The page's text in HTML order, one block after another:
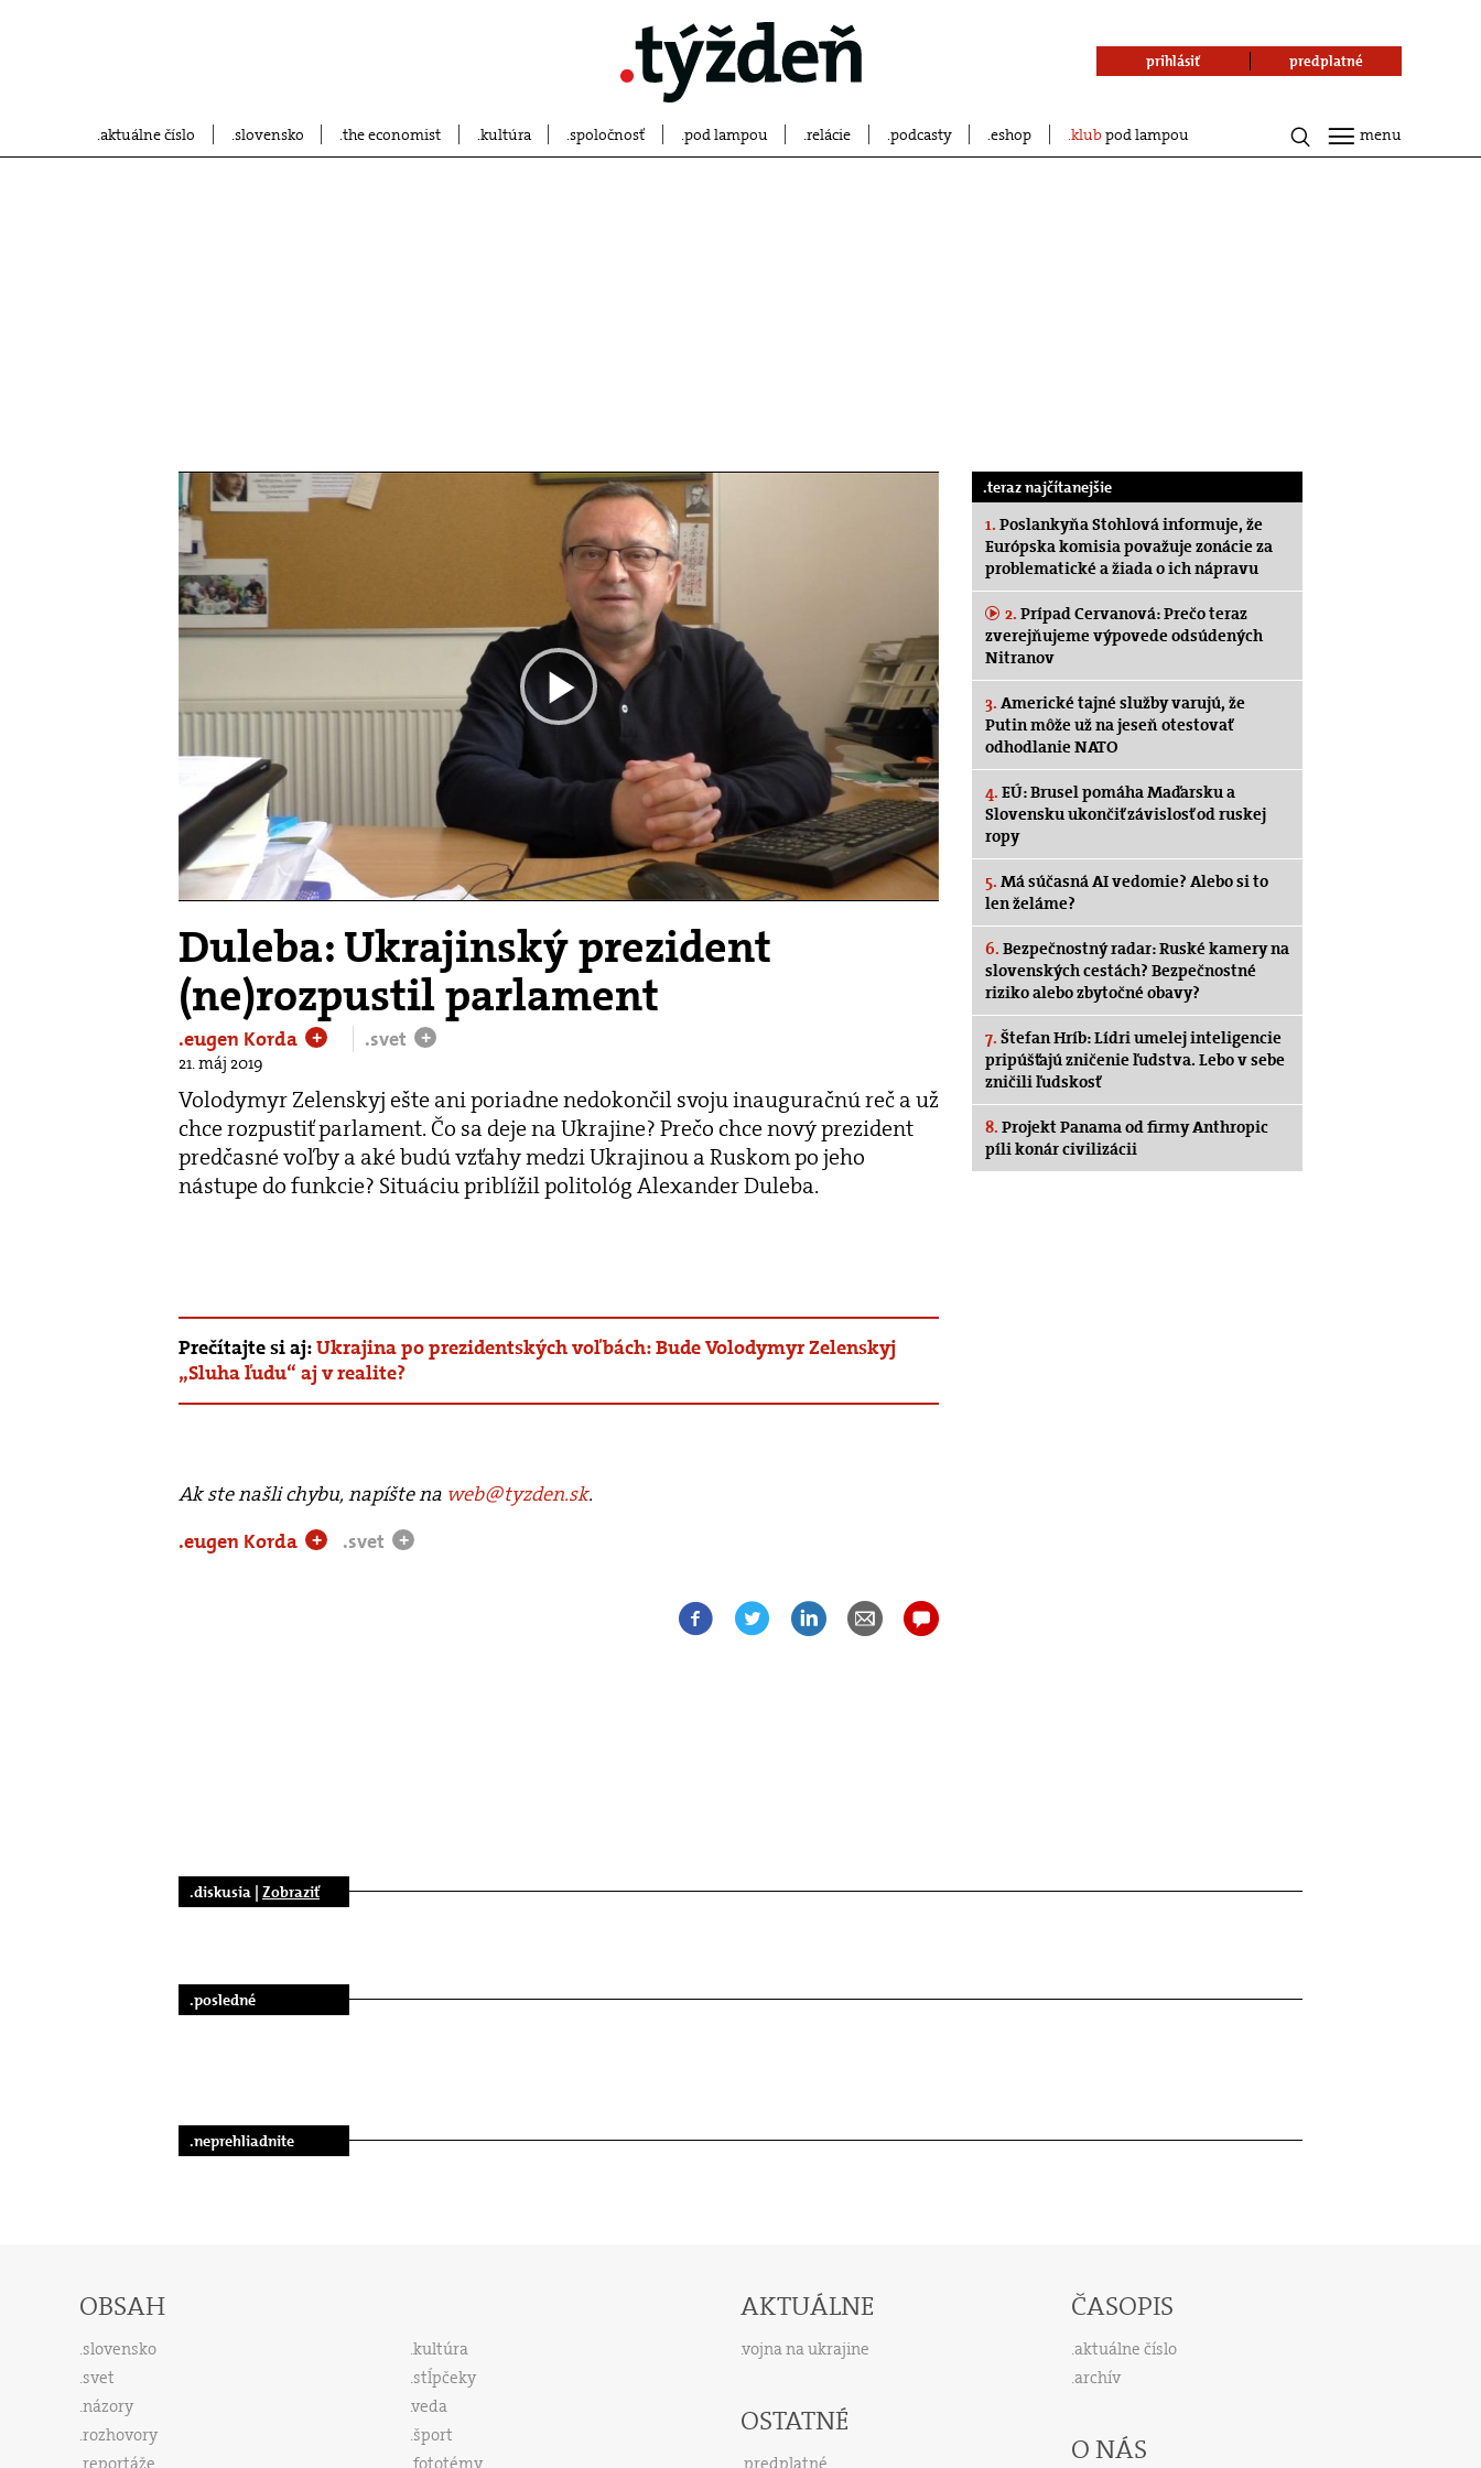
aktuálne číslo slovensko the economist kultúra spoločnosť pod lampou relácie podcasty eshop klubpod lampou
prihlásiť predplatné
menu
Play
Video
Duleba: Ukrajinský prezident
(ne)rozpustil parlament
.eugen Korda + .svet +
21. máj 2019
Volodymyr Zelenskyj ešte ani poriadne nedokončil svoju inauguračnú reč a už
chce rozpustiť parlament. Čo sa deje na Ukrajine? Prečo chce nový prezident
predčasné voľby a aké budú vzťahy medzi Ukrajinou a Ruskom po jeho
nástupe do funkcie? Situáciu priblížil politológ Alexander Duleba.
Prečítajte si aj:Ukrajina po prezidentských voľbách: Bude Volodymyr Zelenskyj
„Sluha ľudu“ aj v realite?
Ak ste našli chybu, napíšte na web@tyzden.sk.
.eugen Korda
+ .svet +
.teraz najčítanejšie
1. Poslankyňa Stohlová informuje, že
Európska komisia považuje zonácie za
problematické a žiada o ich nápravu
2. Prípad Cervanová: Prečo teraz
zverejňujeme výpovede odsúdených
Nitranov
3. Americké tajné služby varujú, že
Putin môže už na jeseň otestovať
odhodlanie NATO
4. EÚ: Brusel pomáha Maďarsku a
Slovensku ukončiť závislosť od ruskej
ropy
5. Má súčasná AI vedomie? Alebo si to
len želáme?
6. Bezpečnostný radar: Ruské kamery na
slovenských cestách? Bezpečnostné
riziko alebo zbytočné obavy?
7. Štefan Hríb: Lídri umelej inteligencie
pripúšťajú zničenie ľudstva. Lebo v sebe
zničili ľudskosť
8. Projekt Panama od firmy Anthropic
píli konár civilizácii
.diskusia | Zobraziť
.posledné
.neprehliadnite
OBSAH
slovensko
svet
názory
rozhovory
reportáže
kultúra
stĺpčeky
veda
šport
fototémy
AKTUÁLNE
vojna na ukrajine
OSTATNÉ
predplatné
ČASOPIS
aktuálne číslo
archív
O NÁS